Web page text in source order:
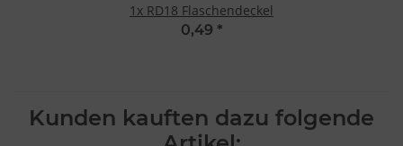
1x RD18 Flaschendeckel
0,49 *
Kunden kauften dazu folgende